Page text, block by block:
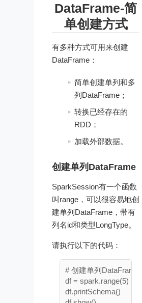
DataFrame-简
单创建方式
有多种方式可用来创建
DataFrame：
简单创建单列和多
列DataFrame；
转换已经存在的
RDD；
加载外部数据。
创建单列DataFrame
SparkSession有一个函数
叫range，可以很容易地创
建单列DataFrame，带有
列名id和类型LongType。
请执行以下的代码：
# 创建单列
df = spark.range(5)
df.printSchema()